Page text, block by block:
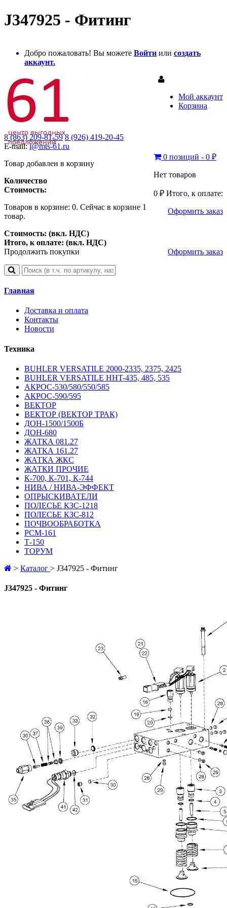
J347925 - Фитинг
Добро пожаловать! Вы можете Войти или создать
аккаунт.
Мой аккаунт
Корзина
8 (863) 209-81-59 8 (926) 419-20-45
E-mail:i@mts-61.ru
0 позиций - 0 ₽
Нет товаров
0 ₽ Итого, к оплате:
Оформить заказ
Товар добавлен в корзину
Количество
Стоимость:
Товаров в корзине: 0. Сейчас в корзине 1
товар.
Стоимость: (вкл. НДС)
Итого, к оплате: (вкл. НДС)
Продолжить покупки
Оформить заказ
Главная
Доставка и оплата
Контакты
Новости
Техника
BUHLER VERSATILE 2000-2335, 2375, 2425
BUHLER VERSATILE HHT-435, 485, 535
АКРОС-530/580/550/585
АКРОС-590/595
ВЕКТОР
ВЕКТОР (ВЕКТОР ТРАК)
ДОН-1500/1500Б
ДОН-680
ЖАТКА 081.27
ЖАТКА 161.27
ЖАТКА ЖКС
ЖАТКИ ПРОЧИЕ
К-700, К-701, К-744
НИВА / НИВА-ЭФФЕКТ
ОПРЫСКИВАТЕЛИ
ПОЛЕСЬЕ КЗС-1218
ПОЛЕСЬЕ КЗС-812
ПОЧВООБРАБОТКА
РСМ-161
Т-150
ТОРУМ
> Каталог > J347925 - Фитинг
J347925 - Фитинг